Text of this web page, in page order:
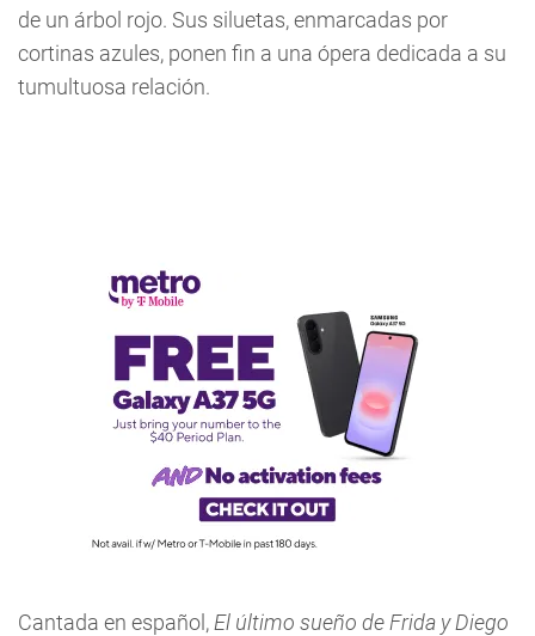
de un árbol rojo. Sus siluetas, enmarcadas por
cortinas azules, ponen fin a una ópera dedicada a su
tumultuosa relación.
Cantada en español, El último sueño de Frida y Diego